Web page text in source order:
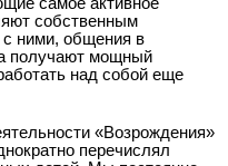
собственным
ними, общения в
получают мощный
над собой еще
«Возрождения»
перечислял